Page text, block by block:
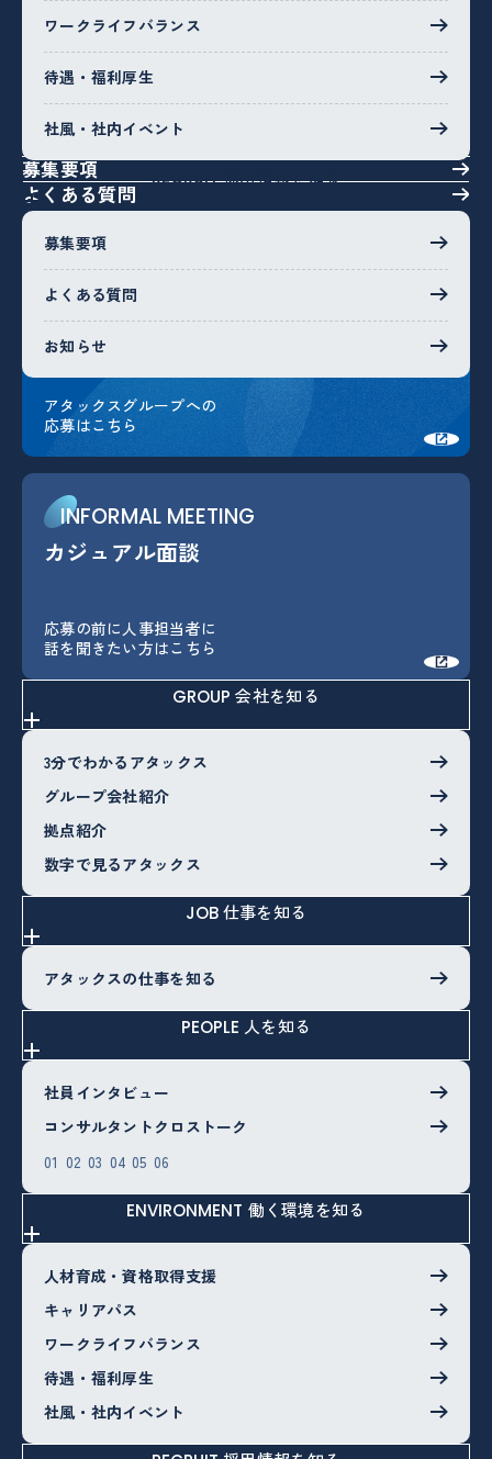
ワークライフバランス
待遇・福利厚生
社風・社内イベント
RECRUIT 採用情報を知る
募集要項
よくある質問
お知らせ
顧問の定義を変える、私たちの挑戦は続きます。
成長への意欲を持つあなたの参画を心からお待ちしていま
募集要項
よくある質問
ENTRY
応募エントリー
応募エントリー
アタックスグループへの
応募はこちら
INFORMAL MEETING
カジュアル面談
応募の前に人事担当者に
話を聞きたい方はこちら
GROUP 会社を知る
3分でわかるアタックス
グループ会社紹介
拠点紹介
数字で見るアタックス
JOB 仕事を知る
アタックスの仕事を知る
PEOPLE 人を知る
社員インタビュー
コンサルタントクロストーク
01 02 03 04 05 06
ENVIRONMENT 働く環境を知る
人材育成・資格取得支援
キャリアパス
ワークライフバランス
待遇・福利厚生
社風・社内イベント